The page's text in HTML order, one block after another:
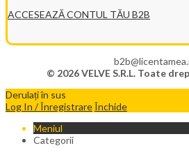
ACCESEAZĂ CONTUL TĂU B2B
© 2026 VELVE S.R.L. Toate
Derulați în sus
Log In / ÎnregistrareÎnchide
Meniul
Categorii